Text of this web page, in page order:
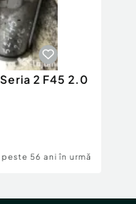
2 F45 2.0
peste 56 ani în urmă